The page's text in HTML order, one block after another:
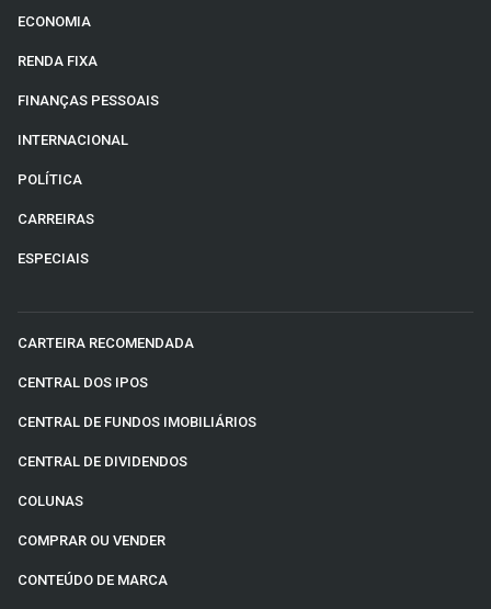
ECONOMIA
RENDA FIXA
FINANÇAS PESSOAIS
INTERNACIONAL
POLÍTICA
CARREIRAS
ESPECIAIS
CARTEIRA RECOMENDADA
CENTRAL DOS IPOS
CENTRAL DE FUNDOS IMOBILIÁRIOS
CENTRAL DE DIVIDENDOS
COLUNAS
COMPRAR OU VENDER
CONTEÚDO DE MARCA